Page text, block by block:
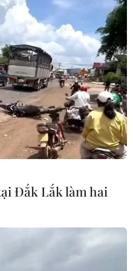
NAM
TÁM, KHÚC THANH
Hỗ trợ
TTXVN
Đắk Lắk làm hai